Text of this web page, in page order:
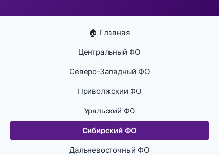
🏠 Главная
Центральный ФО
Северо-Западный ФО
Приволжский ФО
Уральский ФО
Сибирский ФО
Дальневосточный ФО